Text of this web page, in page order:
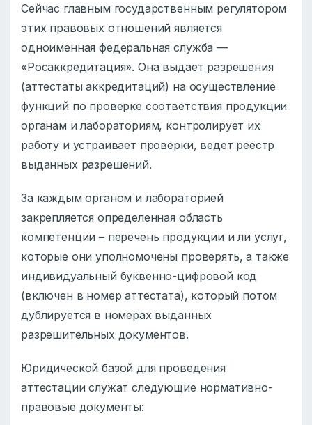
Сейчас главным государственным регулятором
этих правовых отношений является
одноименная федеральная служба —
«Росаккредитация». Она выдает разрешения
(аттестаты аккредитаций) на осуществление
функций по проверке соответствия продукции
органам и лабораториям, контролирует их
работу и устраивает проверки, ведет реестр
выданных разрешений.
За каждым органом и лабораторией
закрепляется определенная область
компетенции – перечень продукции и ли услуг,
которые они уполномочены проверять, а также
индивидуальный буквенно-цифровой код
(включен в номер аттестата), который потом
дублируется в номерах выданных
разрешительных документов.
Юридической базой для проведения
аттестации служат следующие нормативно-
правовые документы: